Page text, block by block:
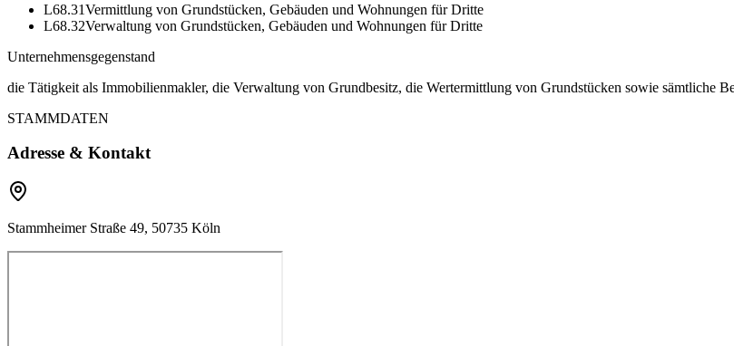
L68.31Vermittlung von Grundstücken, Gebäuden und Wohnungen für Dritte
L68.32Verwaltung von Grundstücken, Gebäuden und Wohnungen für Dritte
Unternehmensgegenstand
die Tätigkeit als Immobilienmakler, die Verwaltung von Grundbesitz, die Wertermittlung von Grundstücken sowie sämtliche
STAMMDATEN
Adresse & Kontakt
Stammheimer Straße 49, 50735 Köln